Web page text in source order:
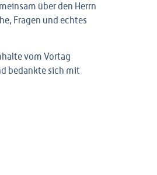
über den Herrn
Fragen und echtes
vom Vortag
bedankte sich mit